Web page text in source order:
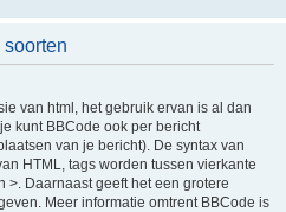
van html, het gebruik ervan is al dan
kunt BBCode ook per bericht
van je bericht). De syntax van
HTML, tags worden tussen vierkante
>. Daarnaast geeft het een grotere
Meer informatie omtrent BBCode is